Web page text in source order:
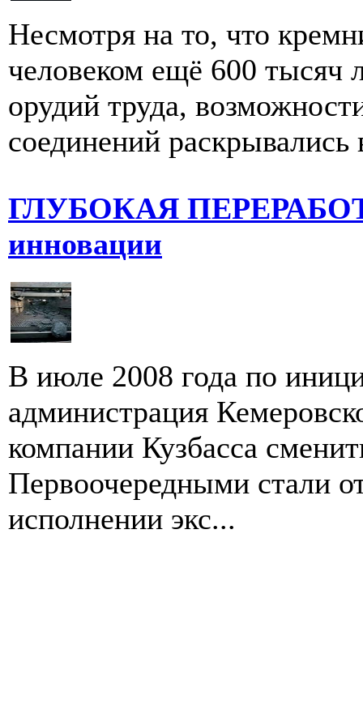
Несмотря на то, что
человеком ещё 600 тысяч
орудий труда,
соединений раскрывались
ГЛУБОКАЯ
инновации
В июле 2008 года по
администрация
компании Кузбасса
Первоочередными стали
исполнении экс...